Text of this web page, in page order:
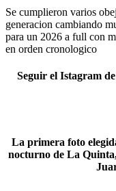
Se cumplieron varios
generacion cambiando
para un 2026 a full con
en orden cronologico
Seguir el Istagram
La primera foto
nocturno de La